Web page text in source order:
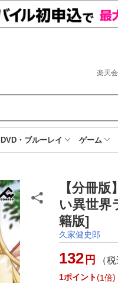
楽天
DVD・ブルーレイ ゲーム
【分冊
い異世
籍版]
久家健史郎
132 円 （税
1ポイント 1倍